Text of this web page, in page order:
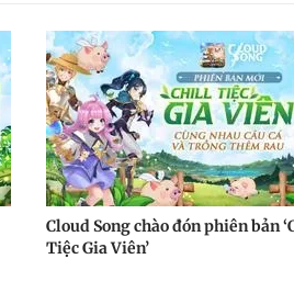
Cloud Song chào đón phiên bản
Tiệc Gia Viên’